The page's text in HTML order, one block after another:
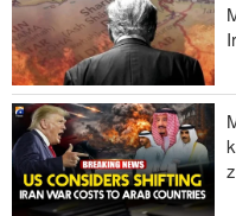
wa habari katika kuhami
UN: Watoto zaidi ya 300
kuanza mlipuko huo huko
Ansarullah: Baraza la
maazimio yake hayana